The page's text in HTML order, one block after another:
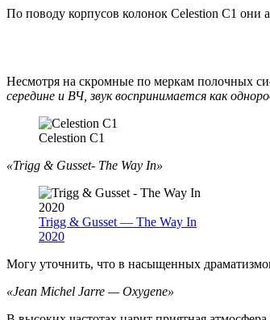
По поводу корпусов колонок Celestion C1
Несмотря на скромные по меркам полочных
середине и ВЧ, звук воспринимается как
Celestion C1
«Trigg & Gusset- The Way In»
Trigg & Gusset — The Way In
2020
Могу уточнить, что в насыщенных
«Jean Michel Jarre — Oxygene»